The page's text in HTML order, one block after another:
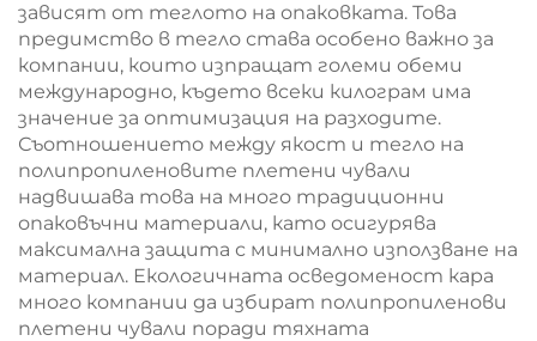
зависят от теглото на опаковката. Това
предимство в тегло става особено важно за
компании, които изпращат големи обеми
международно, където всеки килограм има
значение за оптимизация на разходите.
Съотношението между якост и тегло на
полипропиленовите плетени чували
надвишава това на много традиционни
опаковъчни материали, като осигурява
максимална защита с минимално използване на
материал. Екологичната осведоменост кара
много компании да избират полипропиленови
плетени чували поради тяхната